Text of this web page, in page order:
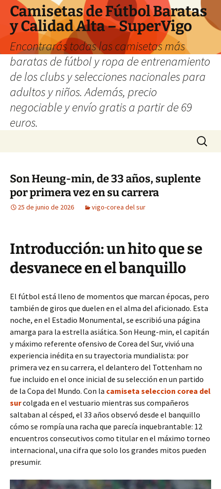
Camisetas de Fútbol Baratas
y Calidad Alta – SuperVigo
Encontrarás todas las camisetas más
baratas de fútbol y ropa de entrenamiento
de los clubs y selecciones nacionales para
adultos y niños. Además, precio
negociable y envío gratis a partir de 69
euros.
Buscar:
Son Heung-min, de 33 años, suplente
por primera vez en su carrera
25 de junio de 2026 vigo-corea del sur
Introducción: un hito que se
desvanece en el banquillo
El fútbol está lleno de momentos que marcan épocas, pero
también de giros que duelen en el alma del aficionado. Esta
noche, en el Estadio Monumental, se escribió una página
amarga para la estrella asiática. Son Heung-min, el capitán
y máximo referente ofensivo de Corea del Sur, vivió una
experiencia inédita en su trayectoria mundialista: por
primera vez en su carrera, el delantero del Tottenham no
fue incluido en el once inicial de su selección en un partido
de la Copa del Mundo. Con la camiseta seleccion corea del
surcolgada en el vestuario mientras sus compañeros
saltaban al césped, el 33 años observó desde el banquillo
cómo se rompía una racha que parecía inquebrantable: 12
encuentros consecutivos como titular en el máximo torneo
internacional, una cifra que solo los grandes mitos pueden
presumir.